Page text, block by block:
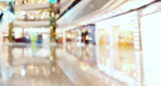
бе-Ав, отмечается в
аналог Дня святого